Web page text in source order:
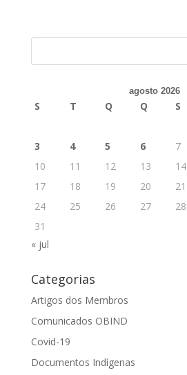
agosto 2026
S T Q Q S
3
4 5 6 7
10
11 12 13 14
17
18 19 20 21
24
25 26 27 28
31
« jul
Categorias
Artigos dos Membros
Comunicados OBIND
Covid-19
Documentos Indígenas